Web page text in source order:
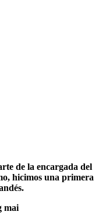
de la encargada del
hicimos una primera